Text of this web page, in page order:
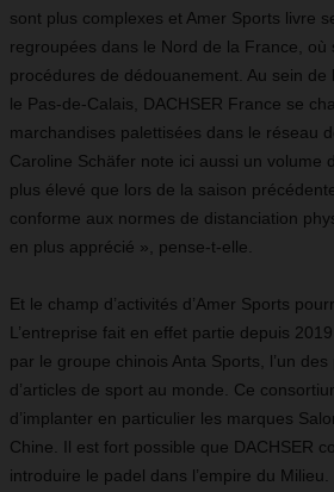
sont plus complexes et Amer Sports livre
regroupées dans le Nord de la France, où
procédures de dédouanement. Au sein de
le Pas-de-Calais, DACHSER France se
marchandises palettisées dans le réseau
Caroline Schäfer note ici aussi un volume
plus élevé que lors de la saison
conforme aux normes de distanciation
en plus apprécié », pense-t-elle.
Et le champ d’activités d’Amer Sports
L’entreprise fait en effet partie depuis
par le groupe chinois Anta Sports, l’un
d’articles de sport au monde. Ce
d’implanter en particulier les marques
Chine. Il est fort possible que DACHSER
introduire le padel dans l’empire du Milieu.